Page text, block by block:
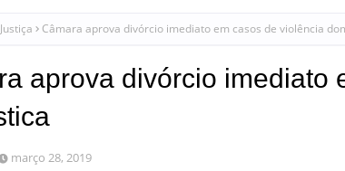
Justiça Câmara aprova divórcio imediato em casos de violência
aprova divórcio imediato
março 28, 2019